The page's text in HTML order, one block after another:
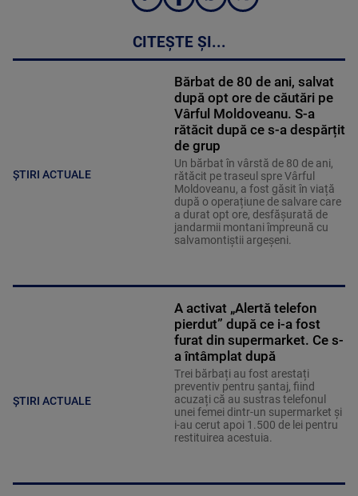
CITEȘTE ȘI...
ȘTIRI ACTUALE
Bărbat de 80 de ani, salvat
după opt ore de căutări pe
Vârful Moldoveanu. S-a
rătăcit după ce s-a despărțit
de grup
Un bărbat în vârstă de 80 de ani,
rătăcit pe traseul spre Vârful
Moldoveanu, a fost găsit în viață
după o operațiune de salvare care
a durat opt ore, desfășurată de
jandarmii montani împreună cu
salvamontiștii argeșeni.
ȘTIRI ACTUALE
A activat „Alertă telefon
pierdut” după ce i-a fost
furat din supermarket. Ce s-
a întâmplat după
Trei bărbați au fost arestați
preventiv pentru șantaj, fiind
acuzați că au sustras telefonul
unei femei dintr-un supermarket și
i-au cerut apoi 1.500 de lei pentru
restituirea acestuia.